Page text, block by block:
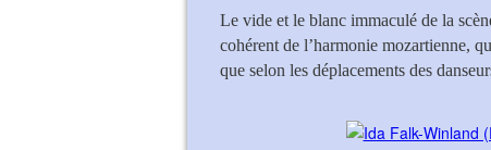
Le vide et le blanc immaculé de la
cohérent de l’harmonie mozartienne,
que selon les déplacements des